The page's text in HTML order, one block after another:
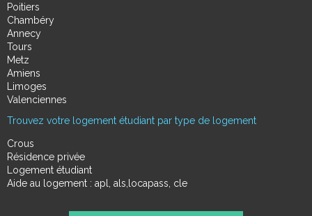
Poitiers
Chambéry
Annecy
Tours
Metz
Amiens
Limoges
Valenciennes
Trouvez votre logement étudiant par type de logement
Crous
Résidence privée
Logement étudiant
Aide au logement : apl, als,locapass, cle